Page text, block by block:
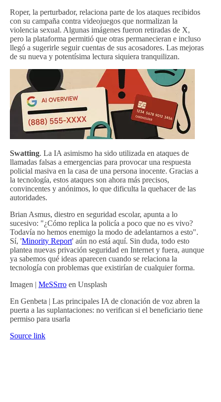
Roper, la perturbador, relaciona parte de los ataques recibidos
con su campaña contra videojuegos que normalizan la
violencia sexual. Algunas imágenes fueron retiradas de X,
pero la plataforma permitió que otras permanecieran e incluso
llegó a sugerirle seguir cuentas de sus acosadores. Las mejoras
de su nueva y potentísima lectura siquiera tranquilizan.
Swatting. La IA asimismo ha sido utilizada en ataques de
llamadas falsas a emergencias para provocar una respuesta
policial masiva en la casa de una persona inocente. Gracias a
la tecnología, estos ataques son ahora más precisos,
convincentes y anónimos, lo que dificulta la quehacer de las
autoridades.
Brian Asmus, diestro en seguridad escolar, apunta a lo
sucesivo: "¿Cómo replica la policía a poco que no es vivo?
Todavía no hemos enemigo la modo de adelantarnos a esto".
Sí, 'Minority Report' aún no está aquí. Sin duda, todo esto
plantea nuevas privación seguridad en Internet y fuera, aunque
ya sabemos qué ideas aparecen cuando se relaciona la
tecnología con problemas que existirían de cualquier forma.
Imagen | MeSSrro en Unsplash
En Genbeta | Las principales IA de clonación de voz abren la
puerta a las suplantaciones: no verifican si el beneficiario tiene
permiso para usarla
Source link